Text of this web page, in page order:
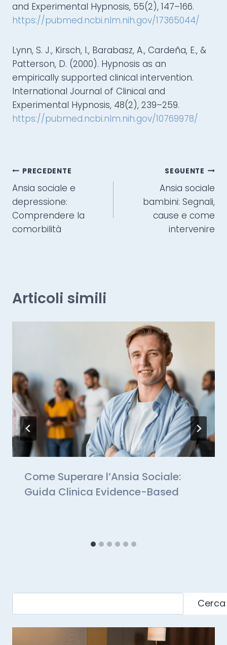
and Experimental Hypnosis, 55(2), 147–166.
https://pubmed.ncbi.nlm.nih.gov/17365044/
Lynn, S. J., Kirsch, I., Barabasz, A., Cardeña, E., &
Patterson, D. (2000). Hypnosis as an
empirically supported clinical intervention.
International Journal of Clinical and
Experimental Hypnosis, 48(2), 239–259.
https://pubmed.ncbi.nlm.nih.gov/10769978/
PRECEDENTE
Ansia sociale e
depressione:
Comprendere la
comorbilità
SEGUENTE
Ansia sociale
bambini: Segnali,
cause e come
intervenire
Articoli simili
Come Superare l’Ansia Sociale:
Guida Clinica Evidence-Based
Cerca